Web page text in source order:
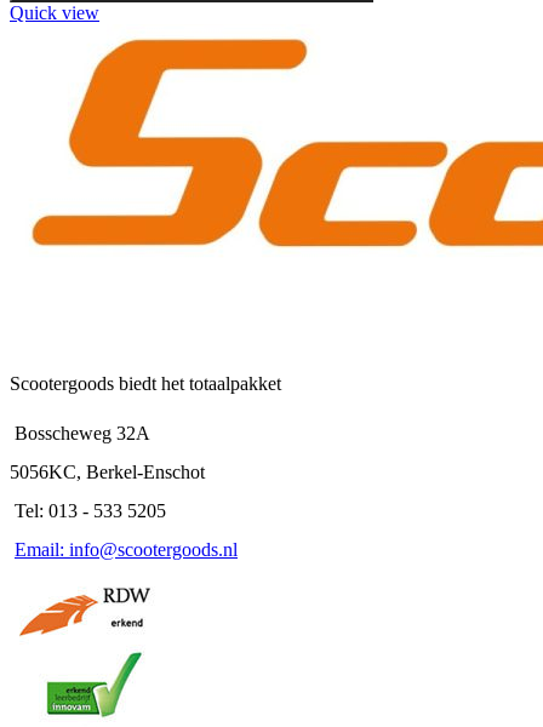
Quick view
Scootergoods biedt het totaalpakket
Bosscheweg 32A
5056KC, Berkel-Enschot
Tel: 013 - 533 5205
Email: info@scootergoods.nl